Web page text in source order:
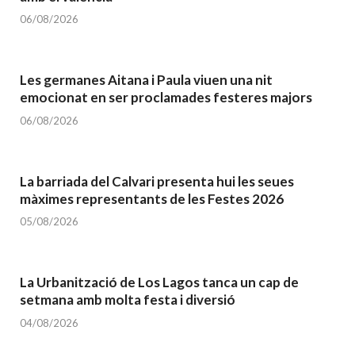
06/08/2026
Les germanes Aitana i Paula viuen una nit
emocionat en ser proclamades festeres majors
06/08/2026
La barriada del Calvari presenta hui les seues
màximes representants de les Festes 2026
05/08/2026
La Urbanització de Los Lagos tanca un cap de
setmana amb molta festa i diversió
04/08/2026